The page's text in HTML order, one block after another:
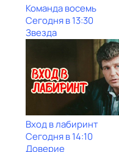
Команда восемь
Сегодня в 13:30
Звезда
Вход в лабиринт
Сегодня в 14:10
Доверие